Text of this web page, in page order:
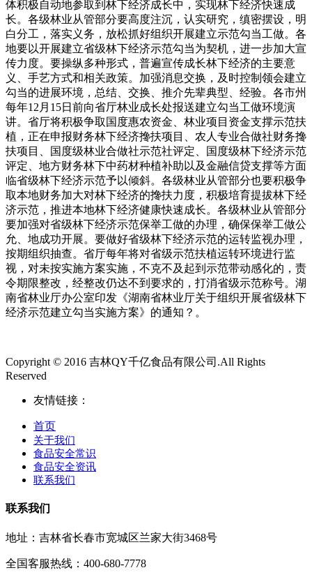
体积极自动地参取到林下经济成长中，实现林下经济快速成
长。各级林业从管部分要高度注沉，认实研究，缜密摆设，明
白分工，落实义务，放松抓好组织开展建立示范勾当工做。各
地要以开展建立省级林下经济示范勾当为契机，进一步加大宣
传力度。要操纵多种形式，普遍宣传成长林下经济的主要意
义、手艺方式和相关政策。加强消息交换，及时控制领会建立
勾当的进展环境，总结、交换、推介先辈典型、经验。各市州
每年12月15日前向省厅林业成长处报送建立勾当工做环境演
讲。省厅将积极争取国度惠农资金、林业项目资金支撑示范扶
植，正在申报财务林下经济搀扶项目、农人专业合做社财务搀
扶项目、国度级林业合做社示范社评定、国度级林下经济示范
评定、地方财务林下中药材种植补助以及金融信贷支撑等方面
临省级林下经济示范予以倾斜。各级林业从管部分也要积极争
取本地财务加大对林下经济的搀扶力度，积极培育提拔林下经
济示范，推进本地林下经济健康快速成长。各级林业从管部分
要加强对省级林下经济示范保举工做的办理，确保保举工做公
允、地成功开展。要做好省级林下经济示范的运转监视办理，
按期组织抽查。省厅每年将对省级示范扶植运转环境进行监
视，对未按实施方案实施，不克不及起到示范带动感化的，责
令期限整改，经整改仍达不到要求的，打消省级示范称号。湖
南省林业厅办公室印发《湖南省林业厅关于组织开展省级林下
经济示范建立勾当实施方案》的通知？。
Copyright © 2016 吉林QY千亿食品有限公司.All Rights
Reserved
友情链接：
首页
关于我们
食品安全常识
食品安全资讯
联系我们
联系我们
地址：吉林省长春市宽城区兰家大街3468号
全国客服热线：400-680-7778